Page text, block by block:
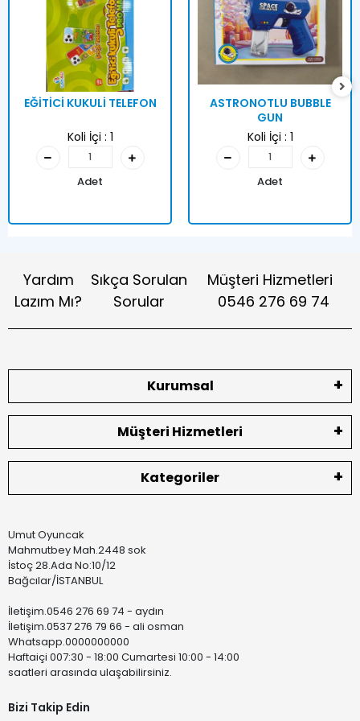
EĞİTİCİ KUKULİ TELEFON
Koli İçi : 1
Adet
ASTRONOTLU BUBBLE
GUN
Koli İçi : 1
Adet
Yardım
Lazım Mı?
Sıkça Sorulan
Sorular
Müşteri Hizmetleri
0546 276 69 74
Kurumsal
Müşteri Hizmetleri
Kategoriler
Umut Oyuncak
Mahmutbey Mah.2448 sok
İstoç 28.Ada No:10/12
Bağcılar/İSTANBUL
İletişim.0546 276 69 74 - aydın
İletişim.0537 276 79 66 - ali osman
Whatsapp.0000000000
Haftaiçi 007:30 - 18:00 Cumartesi 10:00 - 14:00
saatleri arasında ulaşabilirsiniz.
Bizi Takip Edin